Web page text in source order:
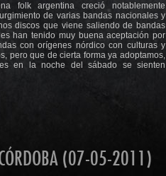
folk argentina creció notablemente
de varias bandas nacionales y
discos que viene saliendo de bandas
han tenido muy buena aceptación por
con orígenes nórdico con culturas y
pero que de cierta forma ya adoptamos,
en la noche del sábado se sienten
(07-05-2011)